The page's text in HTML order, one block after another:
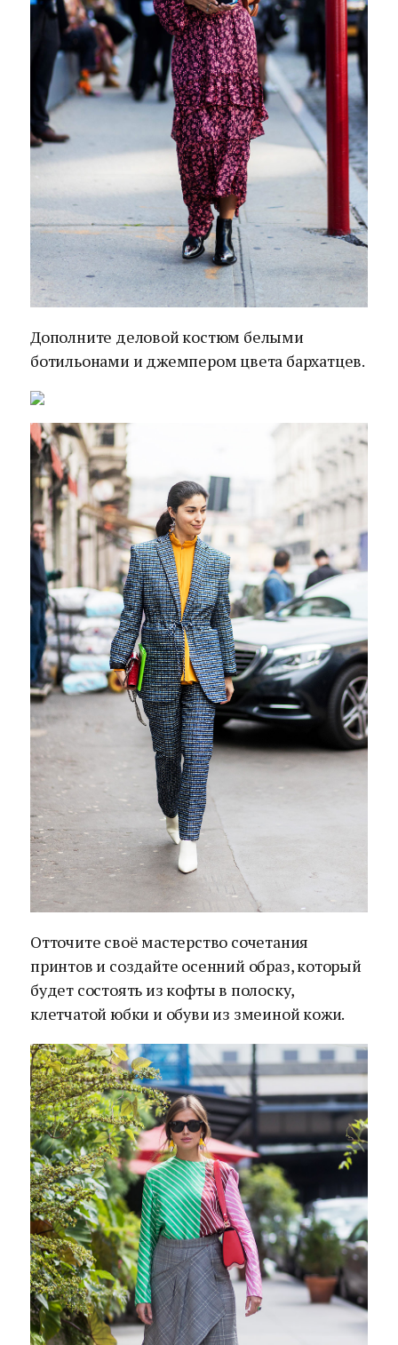
Дополните деловой костюм белыми
ботильонами и джемпером цвета бархатцев.
Отточите своё мастерство сочетания
принтов и создайте осенний образ, который
будет состоять из кофты в полоску,
клетчатой юбки и обуви из змеиной кожи.